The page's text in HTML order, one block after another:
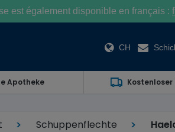
est également disponible en français :
CH
Apotheke Kostenloser
Schuppenflechte